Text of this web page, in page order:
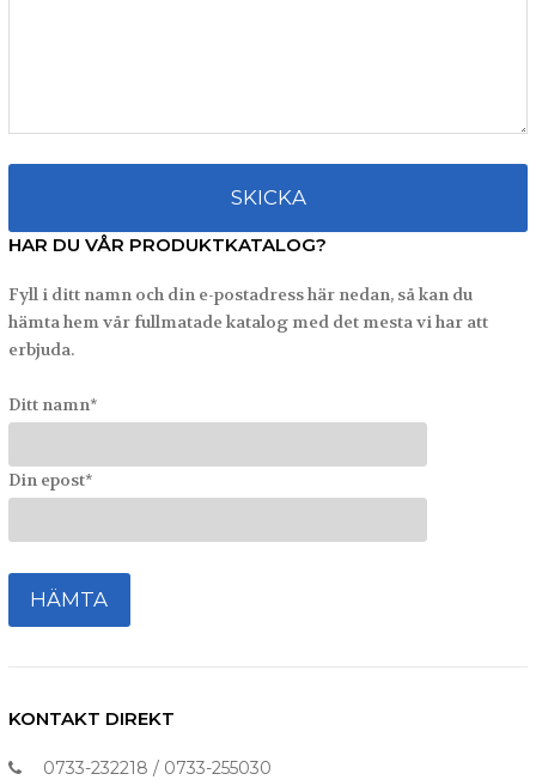
HAR DU VÅR PRODUKTKATALOG?
Fyll i ditt namn och din e-postadress här nedan, så kan du
hämta hem vår fullmatade katalog med det mesta vi har att
erbjuda.
Ditt namn*
Din epost*
KONTAKT DIREKT
0733-232218 / 0733-255030